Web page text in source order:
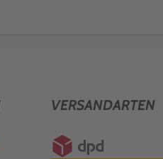
VERSANDARTEN